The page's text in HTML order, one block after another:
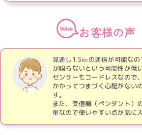
お客様の声
見通し1.5㎞の通信が可能な
が鳴らないという可能性が低
センサーもコードレスなので
かかってつまづく心配がない
す。
また、受信機（ペンダント）
単なので使いやすい点が気に